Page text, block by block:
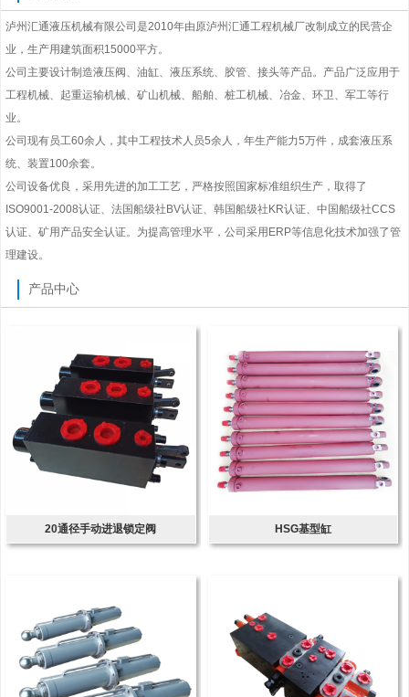
泸州汇通液压机械有限公司是2010年由原泸州汇通工程机械厂改制成立的民营企
业，生产用建筑面积15000平方。
公司主要设计制造液压阀、油缸、液压系统、胶管、接头等产品。产品广泛应用于
工程机械、起重运输机械、矿山机械、船舶、桩工机械、冶金、环卫、军工等行
业。
公司现有员工60余人，其中工程技术人员5余人，年生产能力5万件，成套液压系
统、装置100余套。
公司设备优良，采用先进的加工工艺，严格按照国家标准组织生产，取得了
ISO9001-2008认证、法国船级社BV认证、韩国船级社KR认证、中国船级社CCS
认证、矿用产品安全认证。为提高管理水平，公司采用ERP等信息化技术加强了管
理建设。
产品中心
20通径手动进退锁定阀 HSG基型缸